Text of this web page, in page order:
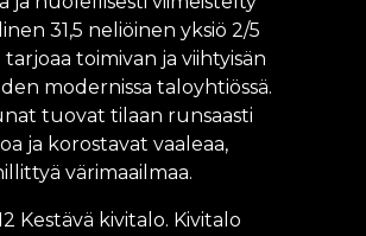
31,5 neliöinen yksiö 2/5
tarjoaa toimivan ja viihtyisän
modernissa taloyhtiössä.
tuovat tilaan runsaasti
ja korostavat vaaleaa,
värimaailmaa.
Kestävä kivitalo. Kivitalo